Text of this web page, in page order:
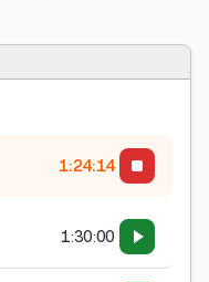
1:24:15
1:30:00